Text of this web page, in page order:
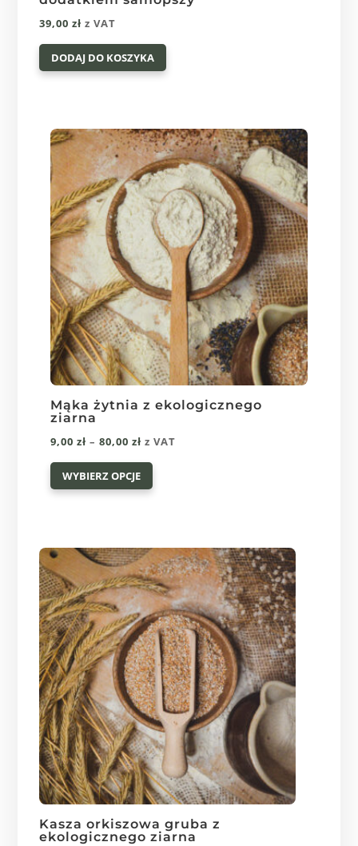
39,00zł z VAT
DODAJ DO KOSZYKA
Mąka żytnia z ekologicznego
ziarna
9,00zł – 80,00zł Zakres
cen:
80,00 zł
z VAT
WYBIERZ OPCJE
Ten
wariantów.
Opcje
można
wybrać
na
stronie
produktu
Kasza orkiszowa gruba z
ekologicznego ziarna